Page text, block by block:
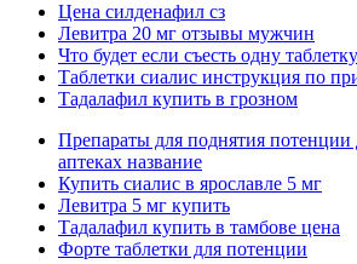
Цена силденафил сз
Левитра 20 мг отзывы мужчин
Что будет если съесть одну
Таблетки сиалис инструкция по
Тадалафил купить в грозном
Препараты для поднятия
аптеках название
Купить сиалис в ярославле 5 мг
Левитра 5 мг купить
Тадалафил купить в тамбове цена
Форте таблетки для потенции